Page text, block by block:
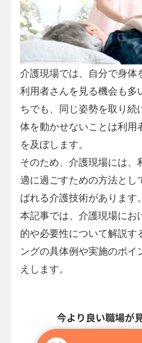
介護現場では、自分で身体
利用者さんを見る機会も多
ちでも、同じ姿勢を取り続
体を動かせないことは利用
を及ぼします。
そのため、介護現場には、
適に過ごすための方法とし
ばれる介護技術があります。
本記事では、介護現場にお
的や必要性について解説す
ングの具体例や実施のポイ
えします。